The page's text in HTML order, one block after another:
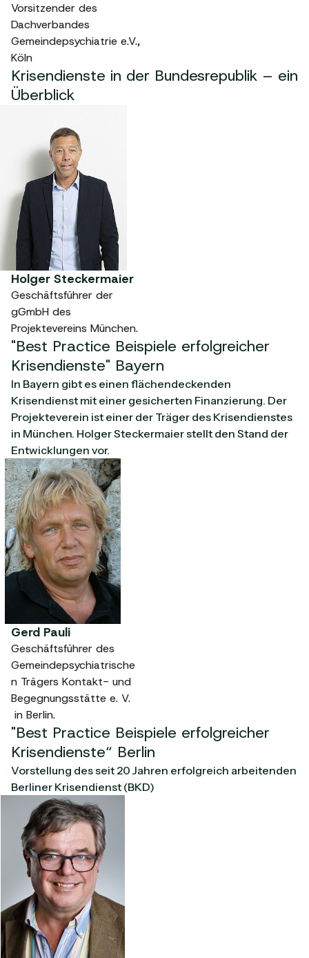
Vorsitzender des
Dachverbandes
Gemeindepsychiatrie e.V.,
Köln
Krisendienste in der Bundesrepublik – ein
Überblick
Holger Steckermaier
Geschäftsführer der
gGmbH des
Projektevereins München.
"Best Practice Beispiele erfolgreicher
Krisendienste" Bayern
In Bayern gibt es einen flächendeckenden
Krisendienst mit einer gesicherten Finanzierung. Der
Projekteverein ist einer der Träger des Krisendienstes
in München. Holger Steckermaier stellt den Stand der
Entwicklungen vor.
Gerd Pauli
Geschäftsführer des
Gemeindepsychiatrische
n Trägers Kontakt- und
Begegnungsstätte e. V.
in Berlin.
"Best Practice Beispiele erfolgreicher
Krisendienste“ Berlin
Vorstellung des seit 20 Jahren erfolgreich arbeitenden
Berliner Krisendienst (BKD)